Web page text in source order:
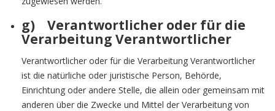
g) Verantwortlicher oder für die
Verarbeitung Verantwortlicher
Verantwortlicher oder für die Verarbeitung Verantwortlicher
ist die natürliche oder juristische Person, Behörde,
Einrichtung oder andere Stelle, die allein oder gemeinsam mit
anderen über die Zwecke und Mittel der Verarbeitung von